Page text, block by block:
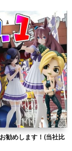
勧めします！(当社比